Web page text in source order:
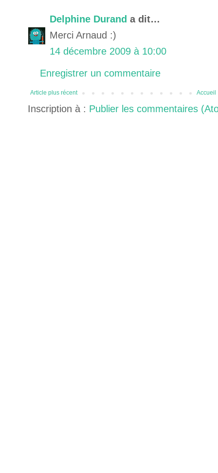
Delphine Durand a dit…
Merci Arnaud :)
14 décembre 2009 à 10:00
Enregistrer un commentaire
Article plus récent Accueil
Inscription à : Publier les commentaires